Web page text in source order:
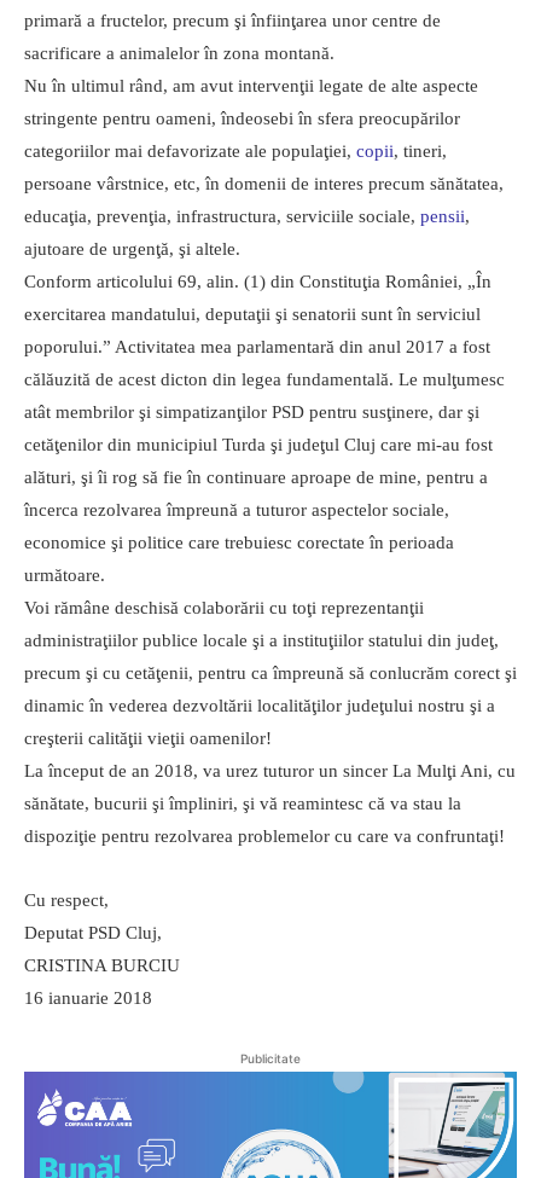
primară a fructelor, precum şi înfiinţarea unor centre de
sacrificare a animalelor în zona montană.
Nu în ultimul rând, am avut intervenţii legate de alte aspecte
stringente pentru oameni, îndeosebi în sfera preocupărilor
categoriilor mai defavorizate ale populaţiei, copii, tineri,
persoane vârstnice, etc, în domenii de interes precum sănătatea,
educaţia, prevenţia, infrastructura, serviciile sociale, pensii,
ajutoare de urgenţă, şi altele.
Conform articolului 69, alin. (1) din Constituţia României, „În
exercitarea mandatului, deputaţii şi senatorii sunt în serviciul
poporului.” Activitatea mea parlamentară din anul 2017 a fost
călăuzită de acest dicton din legea fundamentală. Le mulţumesc
atât membrilor şi simpatizanţilor PSD pentru susţinere, dar şi
cetăţenilor din municipiul Turda şi judeţul Cluj care mi-au fost
alături, şi îi rog să fie în continuare aproape de mine, pentru a
încerca rezolvarea împreună a tuturor aspectelor sociale,
economice şi politice care trebuiesc corectate în perioada
următoare.
Voi rămâne deschisă colaborării cu toţi reprezentanţii
administraţiilor publice locale şi a instituţiilor statului din judeţ,
precum şi cu cetăţenii, pentru ca împreună să conlucrăm corect şi
dinamic în vederea dezvoltării localităţilor judeţului nostru şi a
creşterii calităţii vieţii oamenilor!
La început de an 2018, va urez tuturor un sincer La Mulţi Ani, cu
sănătate, bucurii şi împliniri, şi vă reamintesc că va stau la
dispoziţie pentru rezolvarea problemelor cu care va confruntaţi!
Cu respect,
Deputat PSD Cluj,
CRISTINA BURCIU
16 ianuarie 2018
Publicitate